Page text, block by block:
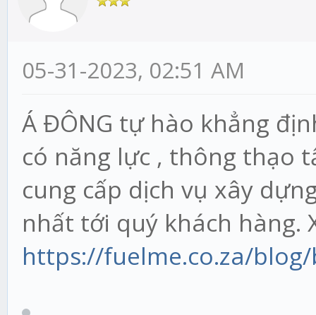
05-31-2023, 02:51 AM
Á ĐÔNG tự hào khẳng
có năng lực , thông thạo
cung cấp dịch vụ xây
nhất tới quý khách hàng.
https://fuelme.co.za/